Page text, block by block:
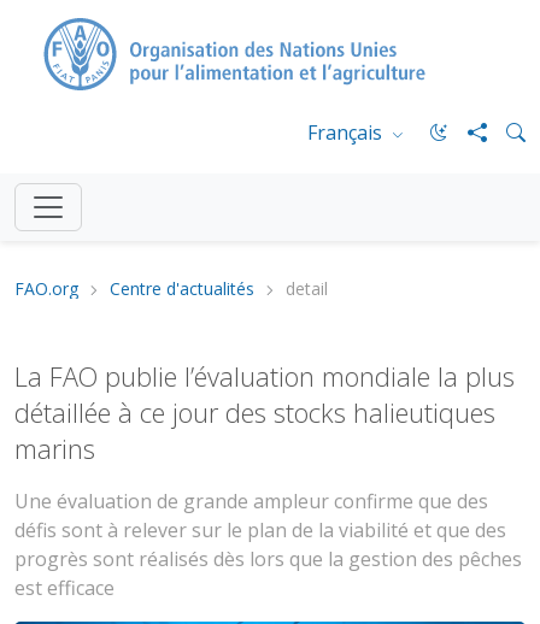
Français
FAO.org Centre d'actualités detail
La FAO publie l’évaluation mondiale la plus
détaillée à ce jour des stocks halieutiques
marins
Une évaluation de grande ampleur confirme que des
défis sont à relever sur le plan de la viabilité et que des
progrès sont réalisés dès lors que la gestion des pêches
est efficace